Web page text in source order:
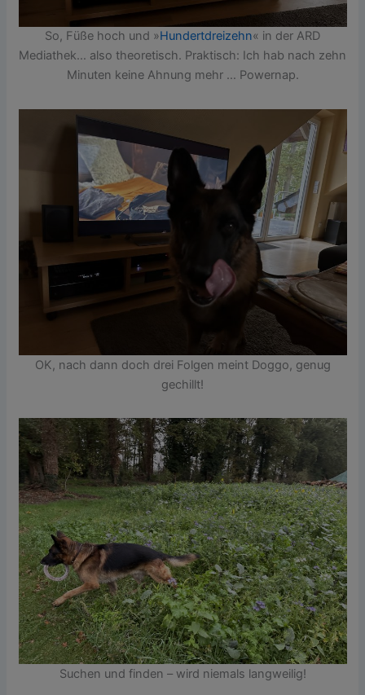
So, Füße hoch und »Hundertdreizehn« in der ARD
Mediathek… also theoretisch. Praktisch: Ich hab nach zehn
Minuten keine Ahnung mehr … Powernap.
OK, nach dann doch drei Folgen meint Doggo, genug
gechillt!
Suchen und finden – wird niemals langweilig!